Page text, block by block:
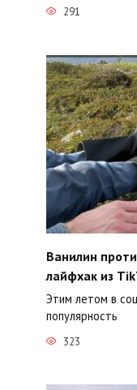
291
Ванилин
лайфхак из
Этим летом в
популярность
323